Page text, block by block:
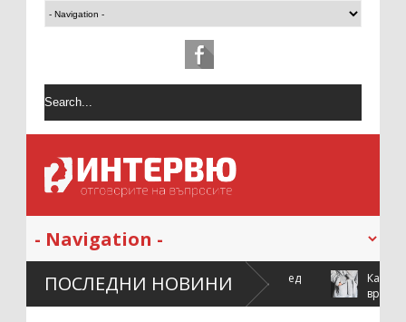
ПОСЛЕДНИ НОВИНИ
на почистването след
Как да поддържаме халата
време